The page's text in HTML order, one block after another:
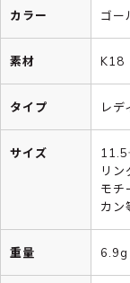
カラー ゴー
素材 K18
タイプ レデ
サイズ
11.5
リ
モチ
カン
重量 6.9g